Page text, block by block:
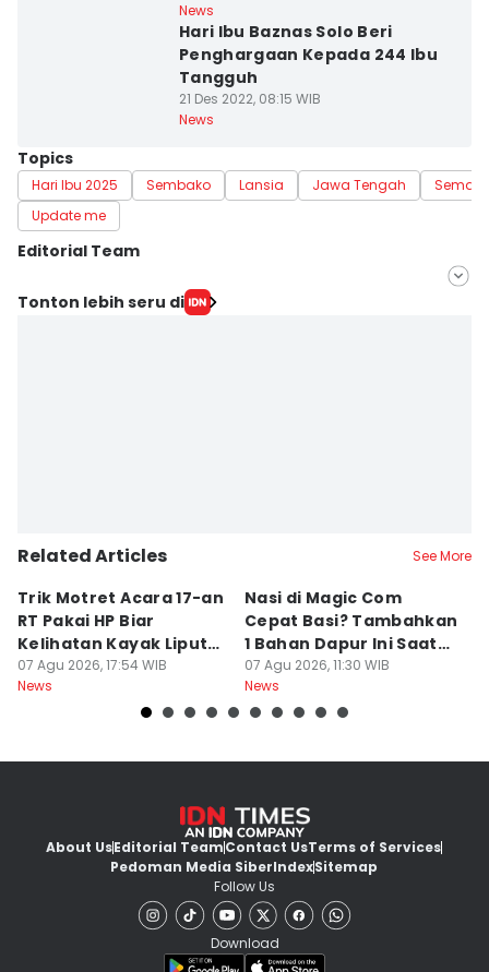
News
Hari Ibu Baznas Solo Beri
Penghargaan Kepada 244 Ibu
Tangguh
21 Des 2022, 08:15 WIB
News
Topics
Hari Ibu 2025 Sembako Lansia Jawa Tengah
Update me
Editorial Team
Editor
Tonton lebih seru di
Related Articles See More
Trik Motret Acara 17-an
RT Pakai HP Biar
Kelihatan Kayak Liputan
Festival Nasional
07 Agu 2026, 17:54 WIB
News
Nasi di Magic Com
Cepat Basi? Tambahkan
1 Bahan Dapur Ini Saat
Menanak, Awet 2 Hari
07 Agu 2026, 11:30 WIB
News
About UsEditorial TeamContact UsTerms of Services
Pedoman Media SiberIndexSitemap
Follow Us
Download